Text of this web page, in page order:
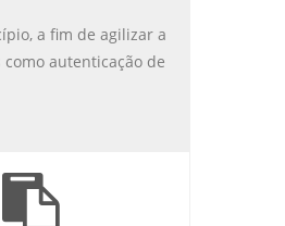
a fim de agilizar a
autenticação de